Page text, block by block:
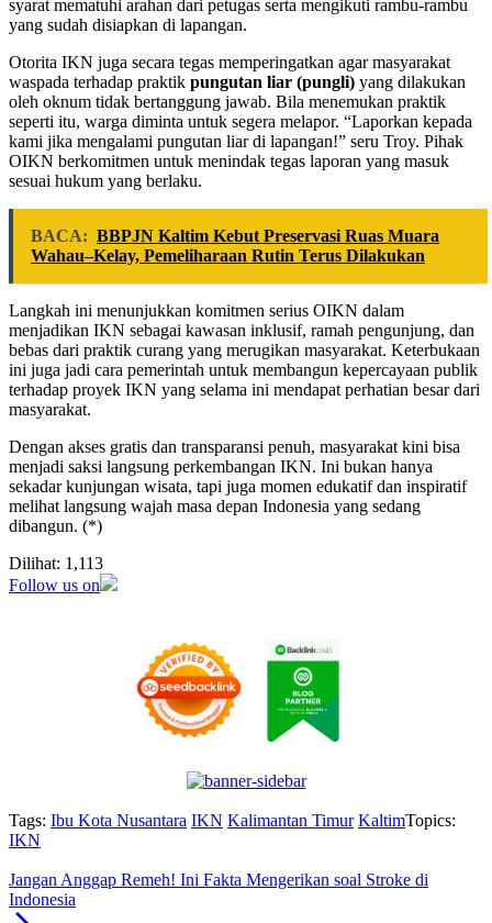
syarat mematuhi arahan dari petugas serta mengikuti rambu-rambu
yang sudah disiapkan di lapangan.
Otorita IKN juga secara tegas memperingatkan agar masyarakat
waspada terhadap praktik pungutan liar (pungli) yang dilakukan
oleh oknum tidak bertanggung jawab. Bila menemukan praktik
seperti itu, warga diminta untuk segera melapor. “Laporkan kepada
kami jika mengalami pungutan liar di lapangan!” seru Troy. Pihak
OIKN berkomitmen untuk menindak tegas laporan yang masuk
sesuai hukum yang berlaku.
BACA: BBPJN Kaltim Kebut Preservasi Ruas Muara
Wahau–Kelay, Pemeliharaan Rutin Terus Dilakukan
Langkah ini menunjukkan komitmen serius OIKN dalam
menjadikan IKN sebagai kawasan inklusif, ramah pengunjung, dan
bebas dari praktik curang yang merugikan masyarakat. Keterbukaan
ini juga jadi cara pemerintah untuk membangun kepercayaan publik
terhadap proyek IKN yang selama ini mendapat perhatian besar dari
masyarakat.
Dengan akses gratis dan transparansi penuh, masyarakat kini bisa
menjadi saksi langsung perkembangan IKN. Ini bukan hanya
sekadar kunjungan wisata, tapi juga momen edukatif dan inspiratif
melihat langsung wajah masa depan Indonesia yang sedang
dibangun. (*)
Dilihat: 1,113
Follow us on
Tags: Ibu Kota Nusantara IKN Kalimantan Timur KaltimTopics:
IKN
Jangan Anggap Remeh! Ini Fakta Mengerikan soal Stroke di
Indonesia